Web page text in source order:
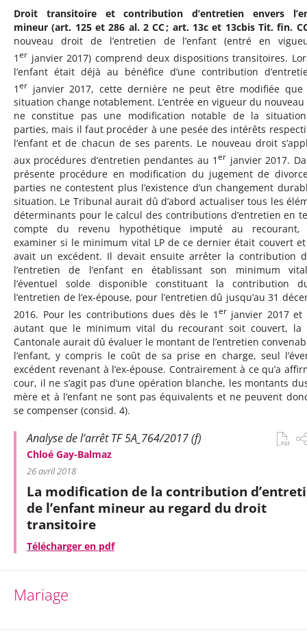
Droit transitoire et contribution d’entretien envers
mineur (art. 125 et 286 al. 2 CC ; art. 13c et 13cbis Tit. fin.
nouveau droit de l’entretien de l’enfant (entré en
1 er janvier 2017) comprend deux dispositions transitoires.
l’enfant était déjà au bénéfice d’une contribution
1 er janvier 2017, cette dernière ne peut être modifiée
situation change notablement. L’entrée en vigueur du
ne constitue pas une modification notable de la
parties, mais il faut procéder à une pesée des intérêts
l’enfant et de chacun de ses parents. Le nouveau droit
aux procédures d’entretien pendantes au 1er janvier 2017.
présente procédure en modification du jugement de
parties ne contestent plus l’existence d’un changement
situation. Le Tribunal aurait dû d’abord actualiser tous les
déterminants pour le calcul des contributions d’entretien en
compte du revenu hypothétique imputé au recourant,
examiner si le minimum vital LP de ce dernier était couvert et
avait un excédent. Il devait ensuite arrêter la contribution
l’entretien de l’enfant en établissant son minimum
l’éventuel solde disponible constituant la contribution
l’entretien de l’ex-épouse, pour l’entretien dû jusqu’au 31
2016. Pour les contributions dues dès le 1 erjanvier 2017 et
autant que le minimum vital du recourant soit couvert, la
Cantonale aurait dû évaluer le montant de l’entretien
l’enfant, y compris le coût de sa prise en charge, seul
excédent revenant à l’ex-épouse. Contrairement à ce qu’a
cour, il ne s’agit pas d’une opération blanche, les montants
mère et à l’enfant ne sont pas équivalents et ne peuvent
se compenser (consid. 4).
Analyse de l’arrêt TF 5A_764/2017 (f)
Chloé Gay-Balmaz
26 avril 2018
La modification de la contribution
de l’enfant mineur au regard du droit
transitoire
Télécharger en pdf
Mariage